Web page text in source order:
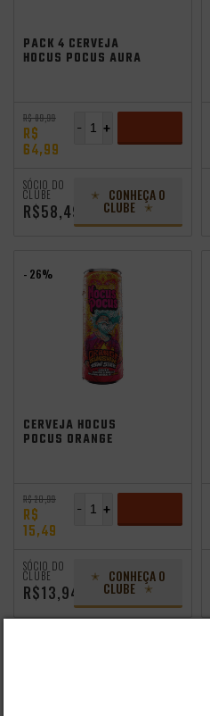
PACK 4 CERVEJA
HOCUS POCUS AURA
R$ 89,99
R$
64,99
+
-
SÓCIO DO
CLUBE
R$58,49
CONHEÇA O
CLUBE
- 26%
CERVEJA HOCUS
POCUS ORANGE
R$ 20,99
R$
15,49
+
-
SÓCIO DO
CLUBE
R$13,94
CONHEÇA O
CLUBE